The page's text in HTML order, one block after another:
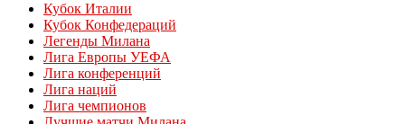
Кубок Италии
Кубок Конфедераций
Легенды Милана
Лига Европы УЕФА
Лига конференций
Лига наций
Лига чемпионов